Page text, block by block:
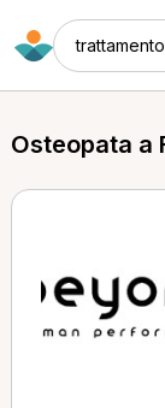
Osteopata a